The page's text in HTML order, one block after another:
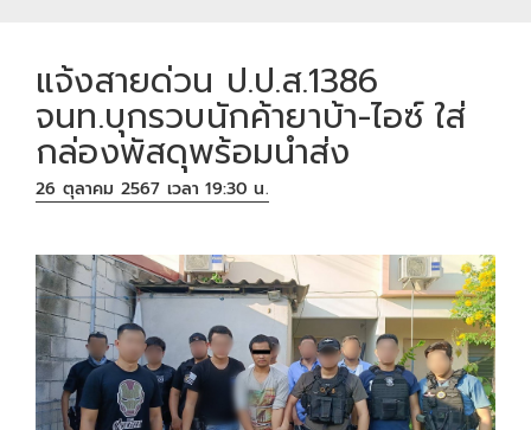
แจ้งสายด่วน ป.ป.ส.1386
จนท.บุกรวบนักค้ายาบ้า-ไอซ์ ใส่
กล่องพัสดุพร้อมนำส่ง
26 ตุลาคม 2567 เวลา 19:30 น.